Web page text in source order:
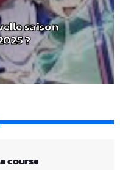
saison
?
course